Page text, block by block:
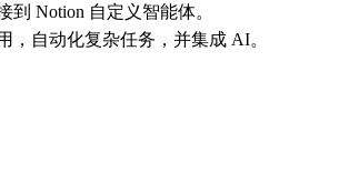
到 Notion 自定义智能体。
，自动化复杂任务，并集成 AI。